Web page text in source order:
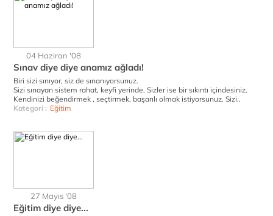
04 Haziran '08
Sınav diye diye anamız ağladı!
Biri sizi sınıyor, siz de sınanıyorsunuz.
Sizi sınayan sistem rahat, keyfi yerinde. Sizler ise bir sıkıntı içindesiniz.
Kendinizi beğendirmek , seçtirmek, başarılı olmak istiyorsunuz. Sizi..
Kategori : Eğitim
27 Mayıs '08
Eğitim diye diye...